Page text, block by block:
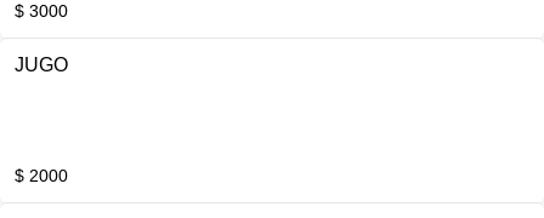
$ 3000
JUGO
$ 2000